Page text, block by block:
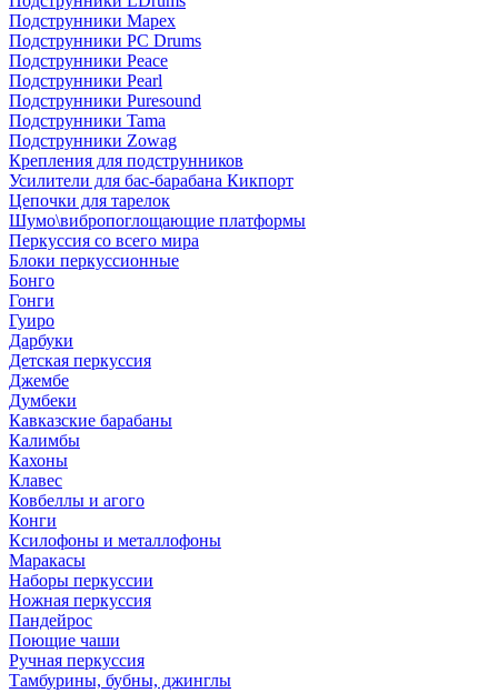
Подструнники Mapex
Подструнники PC Drums
Подструнники Peace
Подструнники Pearl
Подструнники Puresound
Подструнники Tama
Подструнники Zowag
Крепления для подструнников
Усилители для бас-барабана Кикпорт
Цепочки для тарелок
Шумо\вибропоглощающие платформы
Перкуссия со всего мира
Блоки перкуссионные
Бонго
Гонги
Гуиро
Дарбуки
Детская перкуссия
Джембе
Думбеки
Кавказские барабаны
Калимбы
Кахоны
Клавес
Ковбеллы и агого
Конги
Ксилофоны и металлофоны
Маракасы
Наборы перкуссии
Ножная перкуссия
Пандейрос
Поющие чаши
Ручная перкуссия
Тамбурины, бубны, джинглы